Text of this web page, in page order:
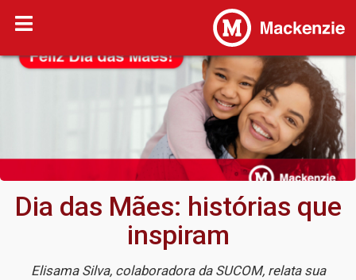
Dia das Mães: histórias que
inspiram
Elisama Silva, colaboradora da SUCOM, relata sua